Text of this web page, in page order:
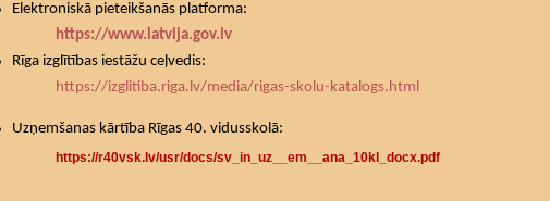
Elektroniskā pieteikšanās platforma:
https://www.latvija.gov.lv
Rīga izglītības iestāžu ceļvedis:
https://izglitiba.riga.lv/media/rigas-skolu-katalogs.html
Uzņemšanas kārtība Rīgas 40. vidusskolā:
https://r40vsk.lv/usr/docs/sv_in_uz__em__ana_10kl_docx.pdf